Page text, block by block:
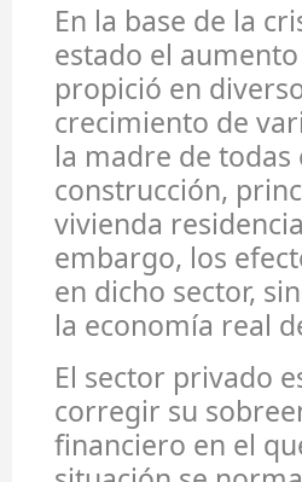
En la base de la
estado el
propició en
crecimiento de
la madre de
construcción,
vivienda
embargo, los
en dicho sector,
la economía real
El sector privado
corregir su
financiero en el